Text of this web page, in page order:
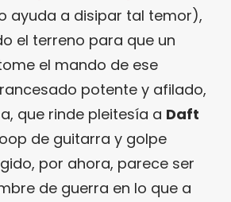
ayuda a disipar tal temor),
el terreno para que un
el mando de ese
potente y afilado,
que rinde pleitesía a Daft
de guitarra y golpe
por ahora, parece ser
de guerra en lo que a